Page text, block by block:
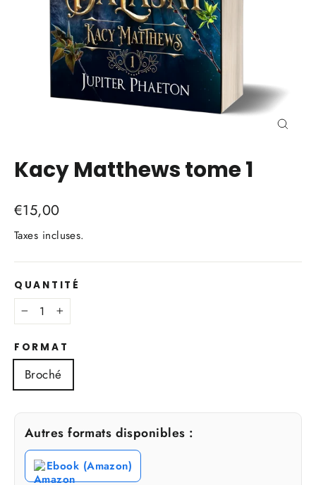
Kacy Matthews tome 1
Prix
régulier
€15,00
Taxes incluses.
QUANTITÉ
− +
FORMAT
Broché
Autres formats disponibles :
Ebook (Amazon)